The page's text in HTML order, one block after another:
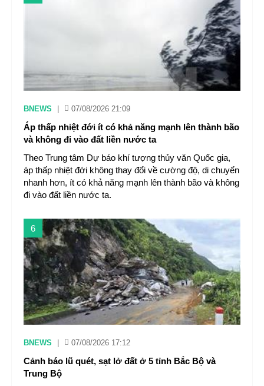
BNEWS 07/08/2026 21:09
Áp thấp nhiệt đới ít có khả năng mạnh lên thành bão
và không đi vào đất liền nước ta
Theo Trung tâm Dự báo khí tượng thủy văn Quốc gia,
áp thấp nhiệt đới không thay đổi về cường độ, di chuyển
nhanh hơn, ít có khả năng mạnh lên thành bão và không
đi vào đất liền nước ta.
6
BNEWS 07/08/2026 17:12
Cảnh báo lũ quét, sạt lở đất ở 5 tỉnh Bắc Bộ và
Trung Bộ